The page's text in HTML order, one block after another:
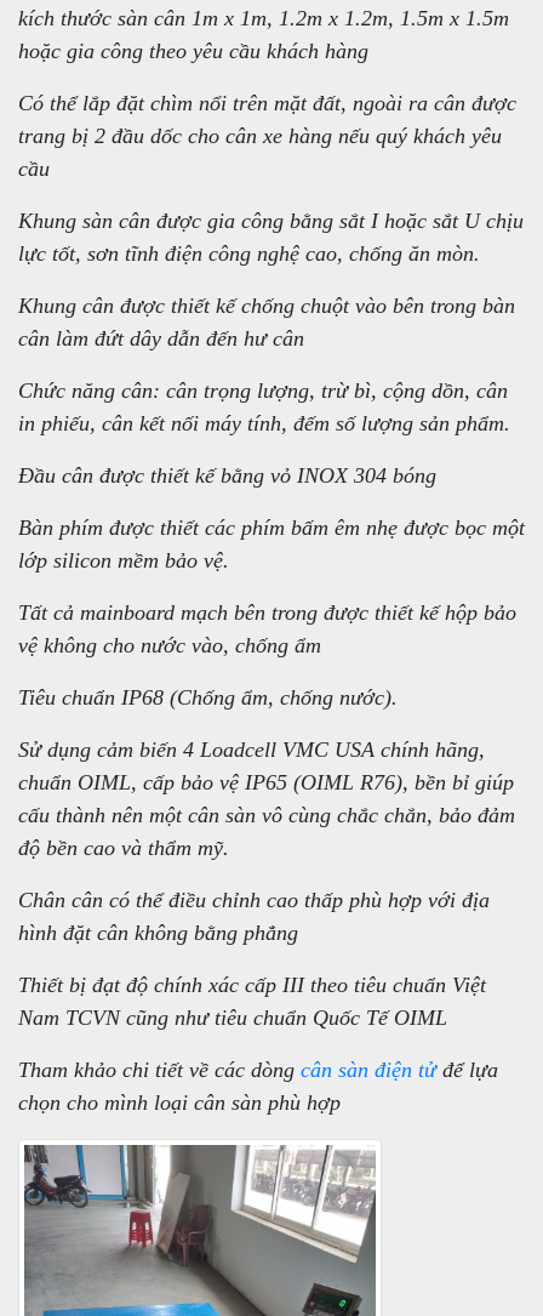
kích thước sàn cân 1m x 1m, 1.2m x 1.2m, 1.5m x 1.5m
hoặc gia công theo yêu cầu khách hàng
Có thể lắp đặt chìm nổi trên mặt đất, ngoài ra cân được
trang bị 2 đầu dốc cho cân xe hàng nếu quý khách yêu
cầu
Khung sàn cân được gia công bằng sắt I hoặc sắt U chịu
lực tốt, sơn tĩnh điện công nghệ cao, chống ăn mòn.
Khung cân được thiết kế chống chuột vào bên trong bàn
cân làm đứt dây dẫn đến hư cân
Chức năng cân: cân trọng lượng, trừ bì, cộng dồn, cân
in phiếu, cân kết nối máy tính, đếm số lượng sản phẩm.
Đầu cân được thiết kế bằng vỏ INOX 304 bóng
Bàn phím được thiết các phím bấm êm nhẹ được bọc một
lớp silicon mềm bảo vệ.
Tất cả mainboard mạch bên trong được thiết kế hộp bảo
vệ không cho nước vào, chống ẩm
Tiêu chuẩn IP68 (Chống ẩm, chống nước).
Sử dụng cảm biến 4 Loadcell VMC USA chính hãng,
chuẩn OIML, cấp bảo vệ IP65 (OIML R76), bền bỉ giúp
cấu thành nên một cân sàn vô cùng chắc chắn, bảo đảm
độ bền cao và thẩm mỹ.
Chân cân có thể điều chỉnh cao thấp phù hợp với địa
hình đặt cân không bằng phẳng
Thiết bị đạt độ chính xác cấp III theo tiêu chuẩn Việt
Nam TCVN cũng như tiêu chuẩn Quốc Tế OIML
Tham khảo chi tiết về các dòng cân sàn điện tửđể lựa
chọn cho mình loại cân sàn phù hợp